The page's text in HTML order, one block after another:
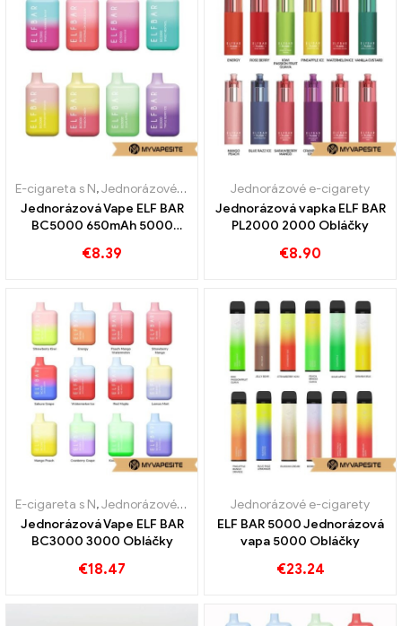
E-cigareta s N,Jednorázové e-cigarety ,Bezcelní zboží
Jednorázová Vape ELF BAR
BC5000 650mAh 5000
€8.39
Jednorázové e-cigarety
Jednorázová vapka ELF BAR
PL2000 2000 Obláčky
€8.90
E-cigareta s N,Jednorázové e-cigarety
Jednorázová Vape ELF BAR
BC3000 3000 Obláčky
€18.47
Jednorázové e-cigarety
ELF BAR 5000 Jednorázová
vapa 5000 Obláčky
€23.24